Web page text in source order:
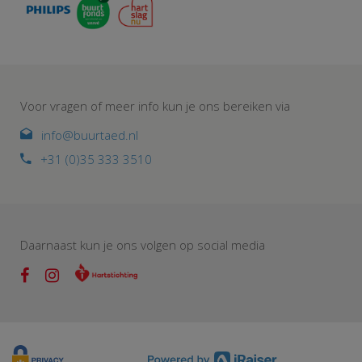
Voor vragen of meer info kun je ons bereiken via
info@buurtaed.nl
+31 (0)35 333 3510
Daarnaast kun je ons volgen op social media